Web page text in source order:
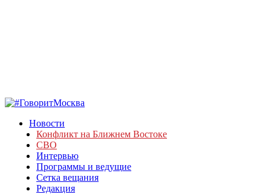
Новости
Конфликт на Ближнем Востоке
СВО
Интервью
Программы и ведущие
Сетка вещания
Редакция